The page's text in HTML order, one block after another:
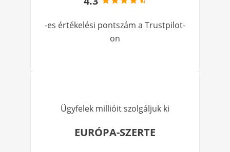
-es értékelési pontszám a Trustpilot-
on
Ügyfelek millióit szolgáljuk ki
EURÓPA-SZERTE